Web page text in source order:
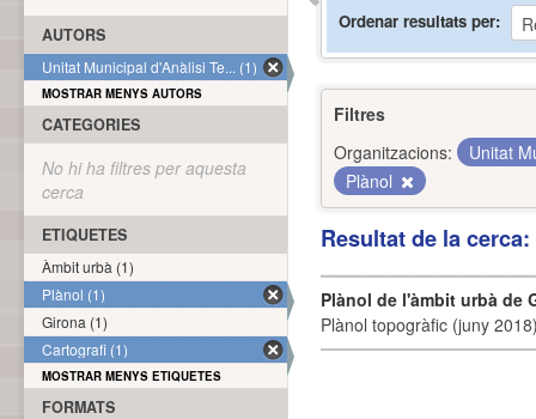
Ordenar resultats per
Filtres
Organitzacions:
Unitat
Plànol
Resultat de la
Plànol de l'àmbit urbà de
Plànol topogràfic (juny
AUTORS
Unitat Municipal d'Anàlisi Te... (1)
MOSTRAR MENYS AUTORS
CATEGORIES
No hi ha filtres per aquesta
cerca
ETIQUETES
Àmbit urbà (1)
Plànol (1)
Girona (1)
Cartografi (1)
MOSTRAR MENYS ETIQUETES
FORMATS